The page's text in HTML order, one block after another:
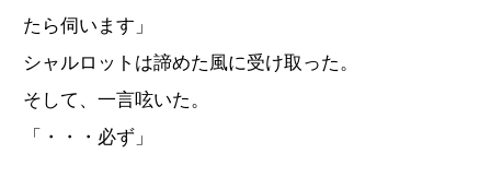
たら伺います」
シャルロットは諦めた風に受け取った。
そして、一言呟いた。
「・・・必ず」